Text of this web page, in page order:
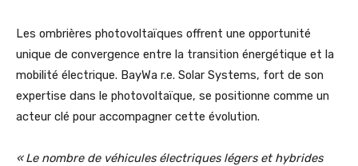
Les ombrières photovoltaïques offrent une opportunité
unique de convergence entre la transition énergétique et la
mobilité électrique. BayWa r.e. Solar Systems, fort de son
expertise dans le photovoltaïque, se positionne comme un
acteur clé pour accompagner cette évolution.
« Le nombre de véhicules électriques légers et hybrides